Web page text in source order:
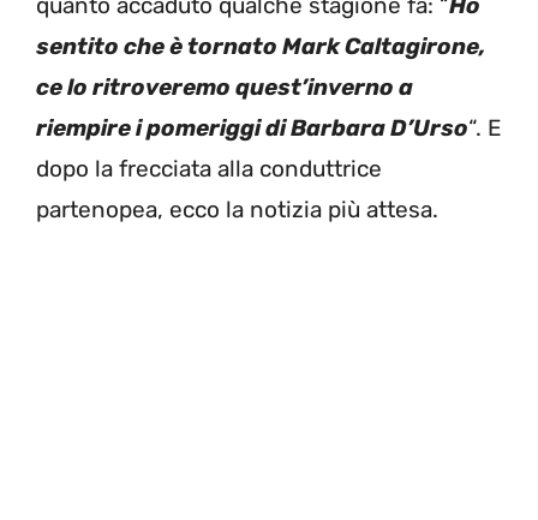
quanto accaduto qualche stagione fa: “Ho
sentito che è tornato Mark Caltagirone,
ce lo ritroveremo quest’inverno a
riempire i pomeriggi di Barbara D’Urso“. E
dopo la frecciata alla conduttrice
partenopea, ecco la notizia più attesa.